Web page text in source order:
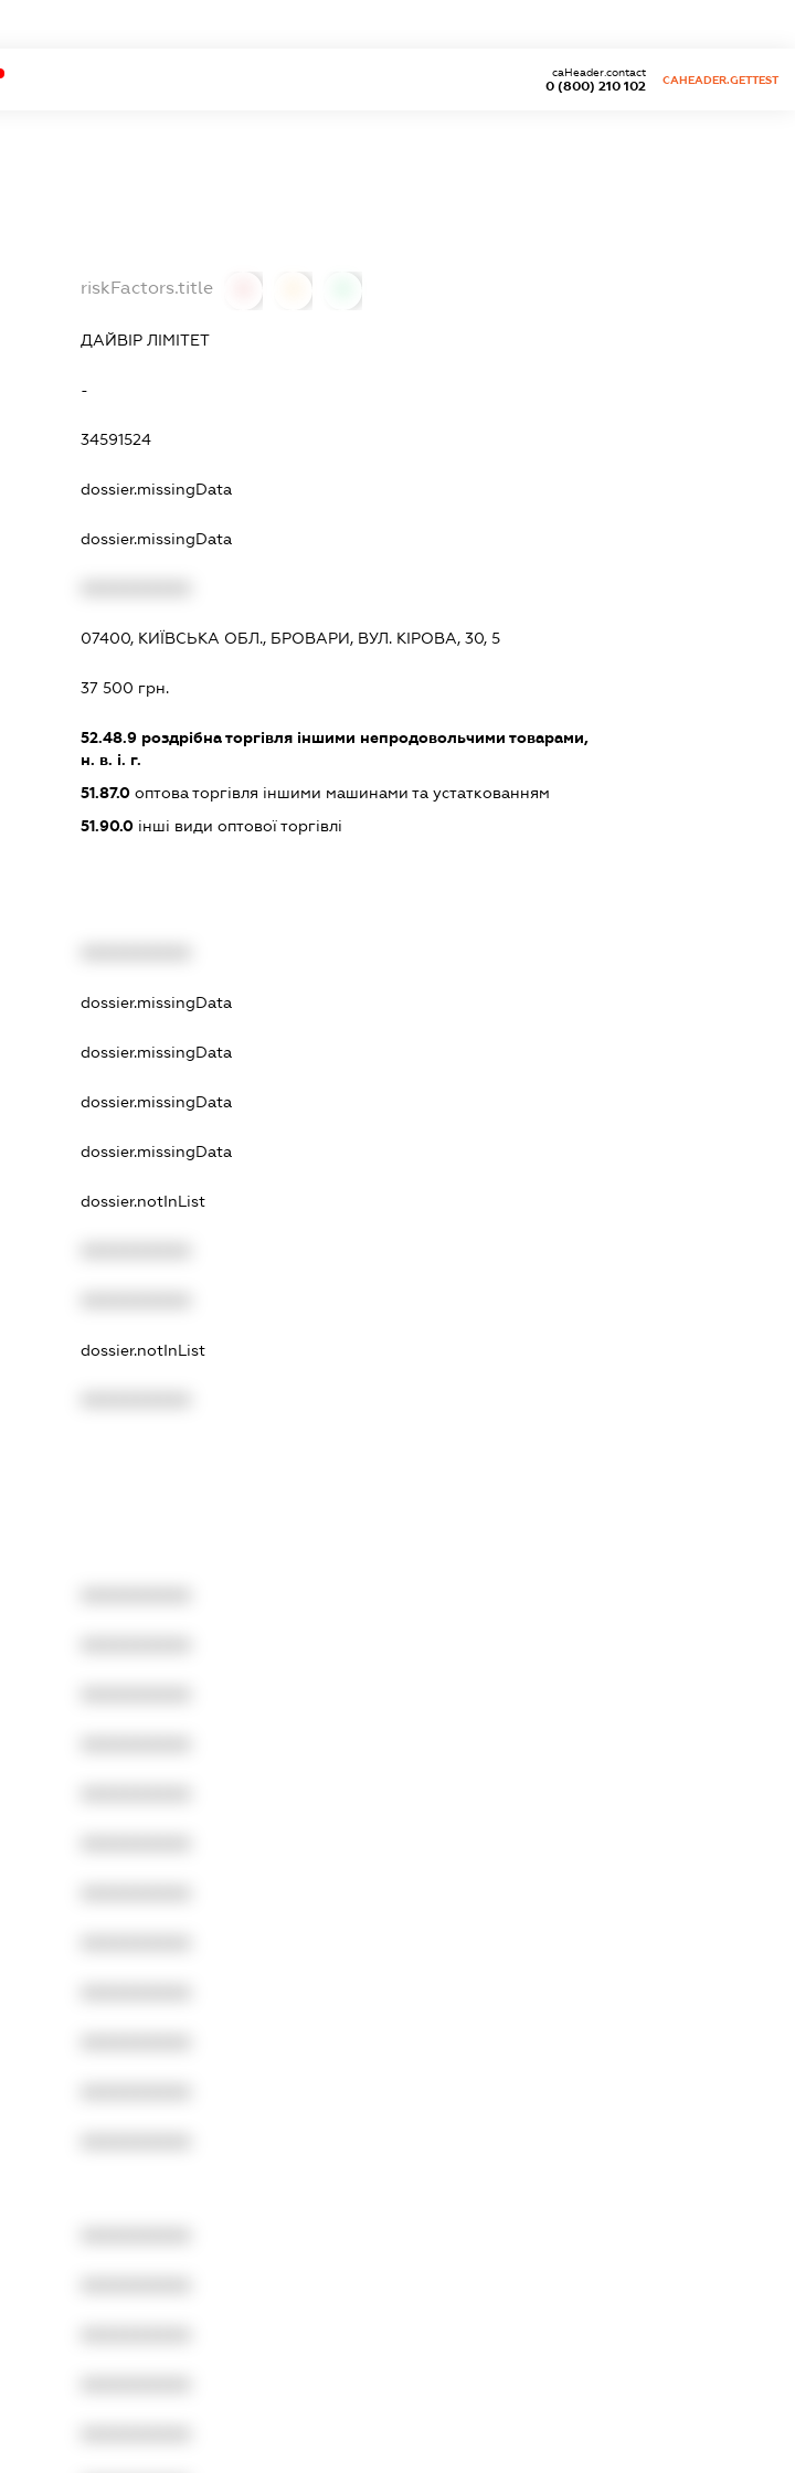
0 (800) 210 102
caHeader.contact
CAHEADER.GETTEST
riskFactors.title
ДАЙВІР ЛІМІТЕТ
-
34591524
dossier.missingData
dossier.missingData
07400, КИЇВСЬКА ОБЛ., БРОВАРИ, ВУЛ. КІРОВА, 30, 5
37 500 грн.
52.48.9 роздрібна торгівля іншими непродовольчими товарами,
н. в. і. г.
51.87.0 оптова торгівля іншими машинами та устаткованням
51.90.0 інші види оптової торгівлі
dossier.missingData
dossier.missingData
dossier.missingData
dossier.missingData
dossier.notInList
dossier.notInList